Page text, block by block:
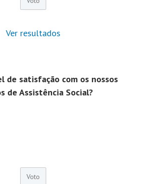
Ver resultados
de satisfação com os nossos
de Assistência Social?